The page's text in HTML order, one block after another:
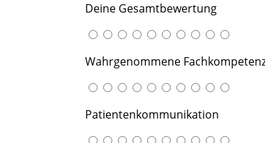
Deine Gesamtbewertung
Wahrgenommene
Patientenkommunikation